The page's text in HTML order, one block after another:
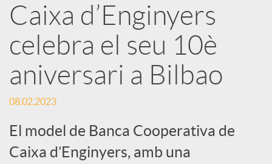
r
x
e
s
Caixa d’Enginyers
celebra el seu 10è
aniversari a Bilbao
08.02.2023
El model de Banca Cooperativa de
Caixa d’Enginyers, amb una